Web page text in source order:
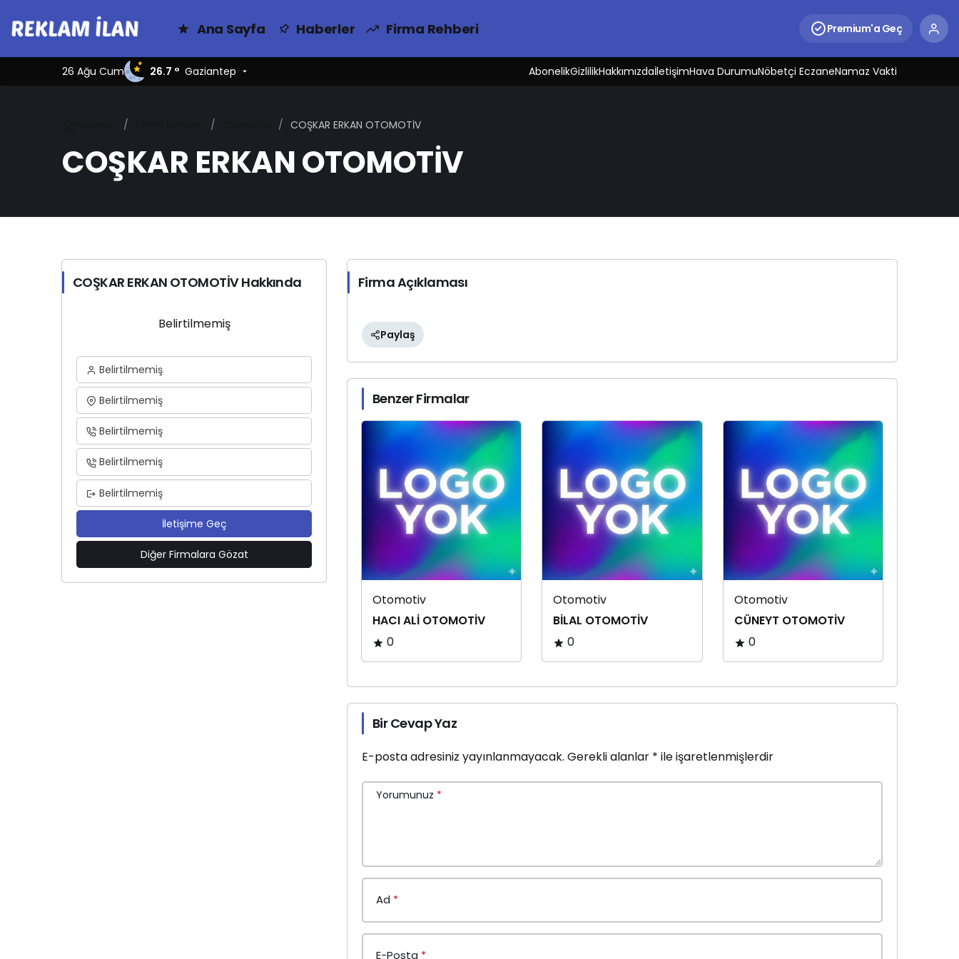
Ana Sayfa Haberler Firma Rehberi Premium'a Geç
26 Ağu Cum 26.7 ° Gaziantep AbonelikGizlilikHakkımızdaİletişimHava DurumuNöbetçi EczaneNamaz Vakti
COŞKAR ERKAN OTOMOTİV
COŞKAR ERKAN OTOMOTİV
COŞKAR ERKAN OTOMOTİV Hakkında
Belirtilmemiş
Belirtilmemiş
Belirtilmemiş
Belirtilmemiş
Belirtilmemiş
Belirtilmemiş
İletişime Geç
Diğer Firmalara Gözat
Firma Açıklaması
Paylaş
Benzer Firmalar
Otomotiv
HACI ALİ OTOMOTİV
0
Otomotiv
BİLAL OTOMOTİV
0
Otomotiv
CÜNEYT OTOMOTİV
0
Bir Cevap Yaz
E-posta adresiniz yayınlanmayacak. Gerekli alanlar * ile işaretlenmişlerdir
Yorumunuz *
Ad *
E-Posta *